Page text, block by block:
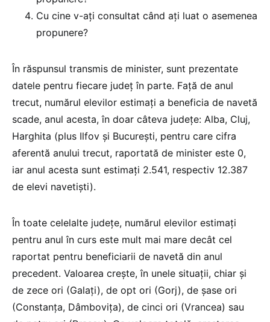
Cu cine v-ați consultat când ați luat o asemenea
propunere?
În răspunsul transmis de minister, sunt prezentate
datele pentru fiecare județ în parte. Față de anul
trecut, numărul elevilor estimați a beneficia de navetă
scade, anul acesta, în doar câteva județe: Alba, Cluj,
Harghita (plus Ilfov și București, pentru care cifra
aferentă anului trecut, raportată de minister este 0,
iar anul acesta sunt estimați 2.541, respectiv 12.387
de elevi navetiști).
În toate celelalte județe, numărul elevilor estimați
pentru anul în curs este mult mai mare decât cel
raportat pentru beneficiarii de navetă din anul
precedent. Valoarea crește, în unele situații, chiar și
de zece ori (Galați), de opt ori (Gorj), de șase ori
(Constanța, Dâmbovița), de cinci ori (Vrancea) sau